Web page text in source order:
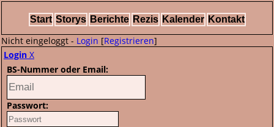
Start Storys Berichte Rezis Kalender Kontakt
Nicht eingeloggt - Login [Registrieren]
Login X
BS-Nummer oder Email:
Passwort: